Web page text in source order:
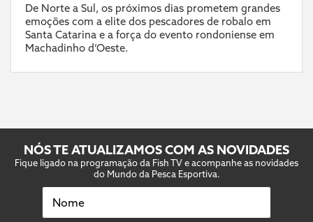
De Norte a Sul, os próximos dias prometem grandes
emoções com a elite dos pescadores de robalo em
Santa Catarina e a força do evento rondoniense em
Machadinho d’Oeste.
NÓS TE ATUALIZAMOS COM AS NOVIDADES
Fique ligado na programação da Fish TV e acompanhe as novidades
do Mundo da Pesca Esportiva.
Nome